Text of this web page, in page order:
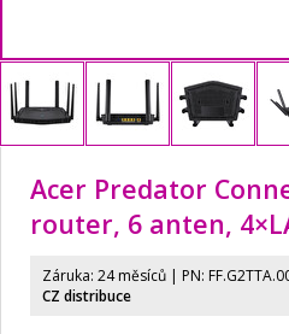
Acer Predator
router, 6 anten,
Záruka: 24 měsíců | PN:
CZ distribuce